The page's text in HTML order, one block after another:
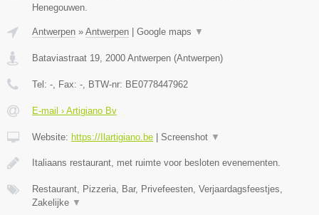
Henegouwen.
Antwerpen » Antwerpen Google maps ▼
Bataviastraat 19 2000 Antwerpen (Antwerpen)
Tel: - , Fax: - , BTW-nr: BE0778447962
E-mail › Artigiano Bv
Website: https://Ilartigiano.be Screenshot ▼
Italiaans restaurant, met ruimte voor besloten evenementen.
Restaurant, Pizzeria, Bar, Privefeesten, Verjaardagsfeestjes,
Zakelijke ▼